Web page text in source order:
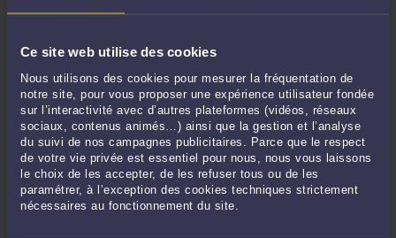
Ce site web utilise des cookies
Nous utilisons des cookies pour mesurer la fréquentation de
notre site, pour vous proposer une expérience utilisateur fondée
sur l’interactivité avec d’autres plateformes (vidéos, réseaux
sociaux, contenus animés…) ainsi que la gestion et l’analyse
du suivi de nos campagnes publicitaires. Parce que le respect
de votre vie privée est essentiel pour nous, nous vous laissons
le choix de les accepter, de les refuser tous ou de les
paramétrer, à l’exception des cookies techniques strictement
nécessaires au fonctionnement du site.
POSER UNE QUESTION ÉCRITE
Derniers commentaires
Thierry MIGNOT expert national acoustique/bruit :« N'est-il pas nécessaire de
distinguer le bien-fondé de "fait" ... »